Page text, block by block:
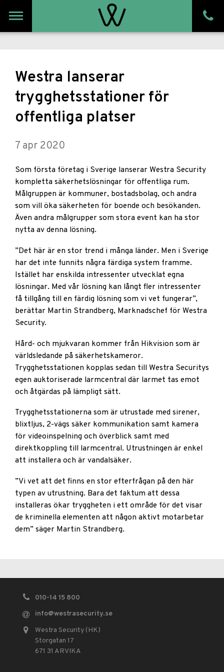
Meny
Westra lanserar
trygghetsstationer för
offentliga platser
7 apr 2020
Som första företag i Sverige lanserar Westra Security
kompletta säkerhetslösningar för offentliga rum.
Målgruppen är kommuner, bostadsbolag, och andra
som vill öka säkerheten för boende och besökanden.
Även andra målgrupper som stora event kan ha stor
nytta av denna lösning.
”Det här är en stor trend i många länder. Men i Sverige
har det inte funnits några färdiga system framme.
Istället har enskilda intressenter utvecklat egna
lösningar. Med vår lösning kan långt fler intressenter
få tillgång till en färdig lösning som vi vet fungerar”,
berättar Martin Strandberg, Marknadschef för Westra
Security.
Hård- och mjukvaran kommer från Hikvision som är
världsledande på säkerhetskameror.
Trygghetsstationen kopplas sedan till Westra Securitys
egen auktoriserade larmcentral där larmet tas emot
och åtgärdas på lämpligt sätt.
Trygghetsstationerna som är utrustade med sirener,
blixtljus, 2-vägs säker kommunikation samt kamera
för videoinspelning och överblick samt med
direktkoppling till larmcentral. Utrustningen är enkel
att installera och är vandalsäker.
”Vi vet att det finns en stor efterfrågan på den här
typen av utrustning. Bara det faktum att dessa
installeras ökar tryggheten i ett område för det visar
de kriminella elementen att någon aktivt motarbetar
dem” säger Martin Strandberg.
010-14 15 800
info@westrasecurity.se
Westra Security (HK)
Storgatan 17
671 31 ARVIKA